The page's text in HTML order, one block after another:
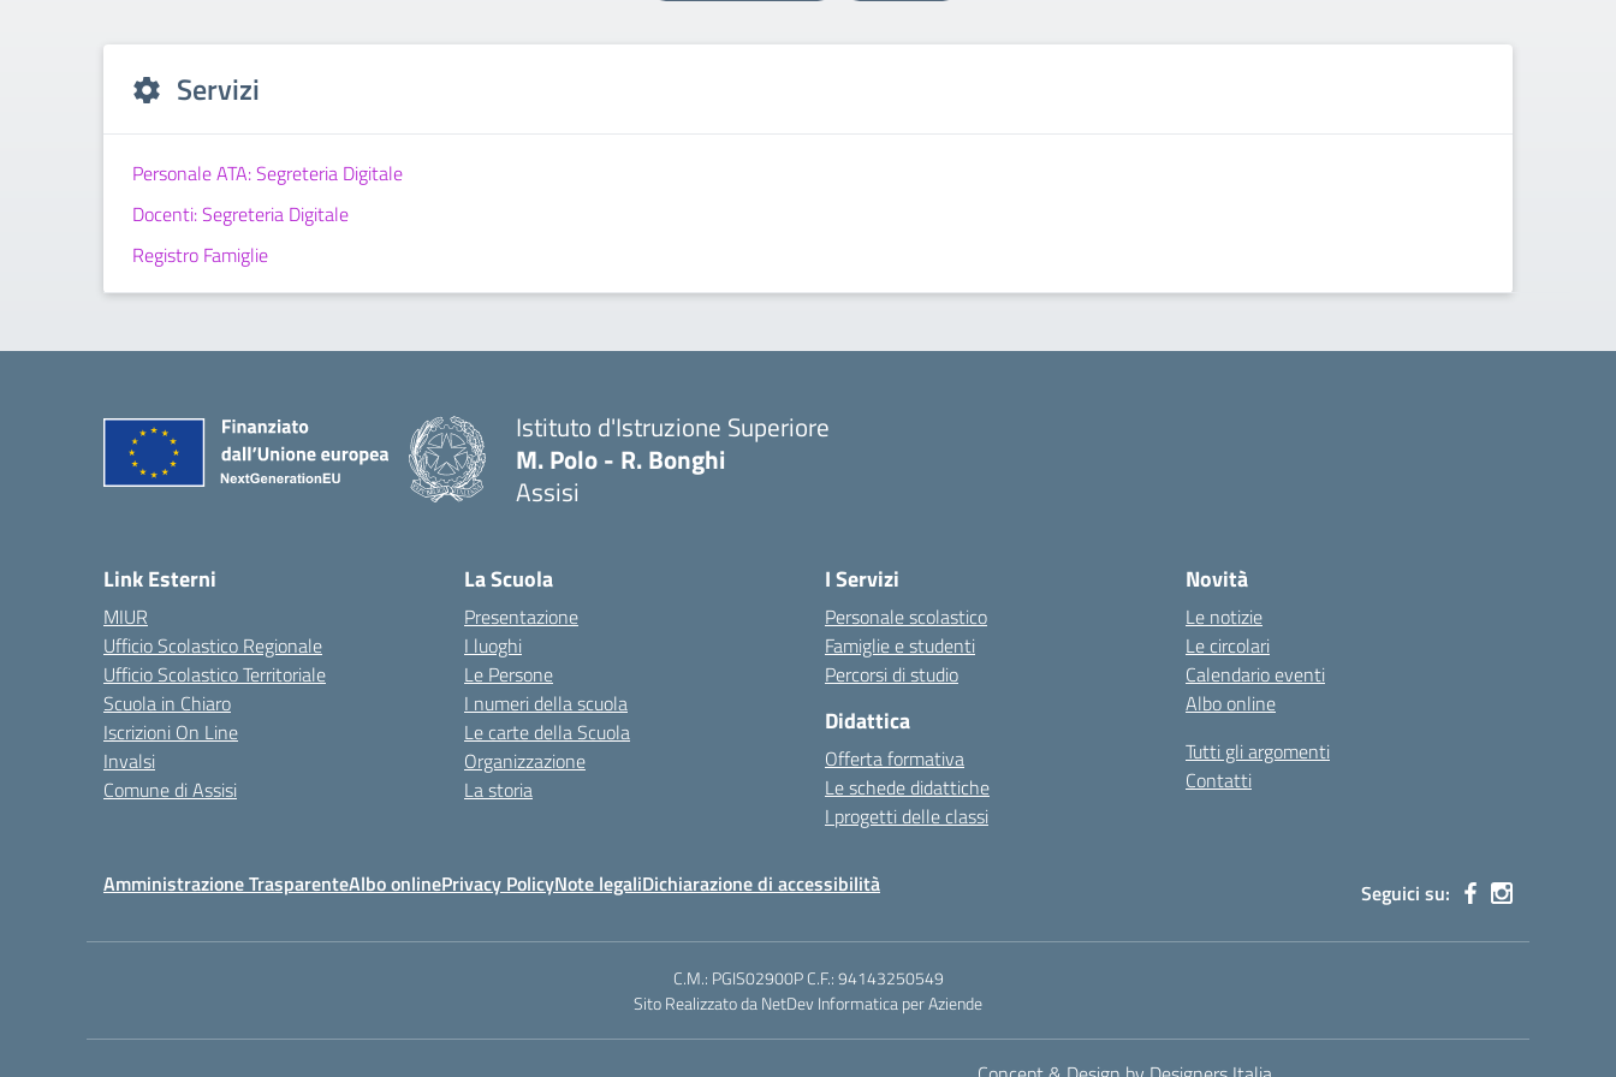
Servizi
Personale ATA: Segreteria Digitale
Docenti: Segreteria Digitale
Registro Famiglie
Istituto d'Istruzione Superiore
M. Polo - R. Bonghi
Assisi
Link Esterni
MIUR
Ufficio Scolastico Regionale
Ufficio Scolastico Territoriale
Scuola in Chiaro
Iscrizioni On Line
Invalsi
Comune di Assisi
La Scuola
Presentazione
I luoghi
Le Persone
I numeri della scuola
Le carte della Scuola
Organizzazione
La storia
I Servizi
Personale scolastico
Famiglie e studenti
Percorsi di studio
Didattica
Offerta formativa
Le schede didattiche
I progetti delle classi
Novità
Le notizie
Le circolari
Calendario eventi
Albo online
Tutti gli argomenti
Contatti
Amministrazione TrasparenteAlbo onlinePrivacy PolicyNote legaliDichiarazione di accessibilità Seguici su:
C.M.: PGIS02900P C.F.: 94143250549
Sito Realizzato da NetDev Informatica per Aziende